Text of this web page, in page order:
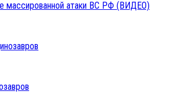
массированной атаки ВС РФ (ВИДЕО)